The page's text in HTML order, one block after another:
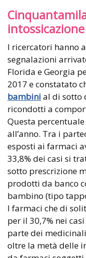
intossicazione
I ricercatori hanno
segnalazioni
Florida e Georgia
2017 e constatato
bambini al di sotto
ricondotti a
Questa
all’anno. Tra i
esposti ai farmaci
33,8% dei casi si
sotto prescrizione
prodotti da banco
bambino (tipo
I farmaci che di
per il 30,7% nei
parte dei
oltre la metà delle